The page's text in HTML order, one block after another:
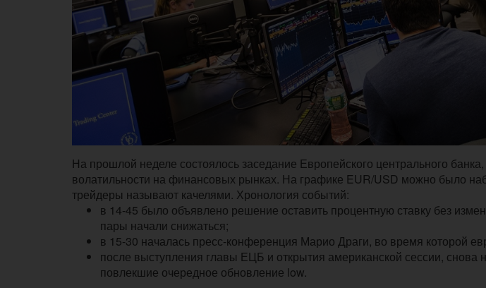
На прошлой неделе состоялось заседание Европейского центрального
волатильности на финансовых рынках. На графике EUR/USD можно было
трейдеры называют качелями. Хронология событий:
в 14-45 было объявлено решение оставить процентную ставку без
пары начали снижаться;
в 15-30 началась пресс-конференция Марио Драги, во время которой
после выступления главы ЕЦБ и открытия американской сессии, снова
повлекшие очередное обновление low.